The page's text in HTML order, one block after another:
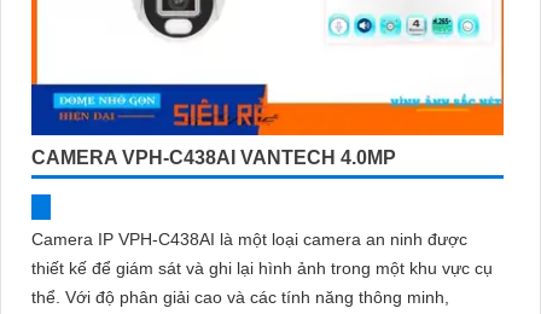
CAMERA VPH-C438AI VANTECH 4.0MP
Camera IP VPH-C438AI là một loại camera an ninh được
thiết kế để giám sát và ghi lại hình ảnh trong một khu vực cụ
thể. Với độ phân giải cao và các tính năng thông minh,